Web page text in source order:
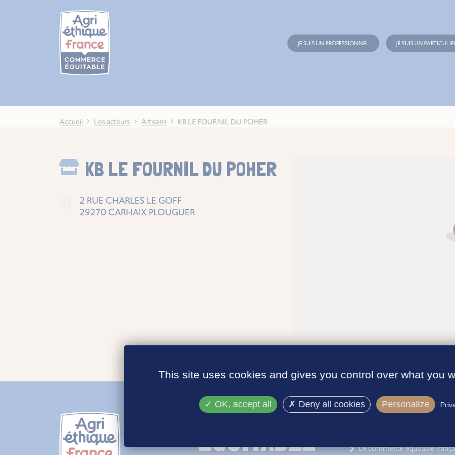
JE SUIS UN PROFESSIONNEL JE SUIS UN
Accueil Les acteurs Artisans KB LE FOURNIL DU POHER
KB LE FOURNIL DU POHER
2 RUE CHARLES LE GOFF
29270 CARHAIX PLOUGUER
Le commerce équitable
This site uses cookies and gives you control over what you
OK, accept all Deny all cookies Personalize